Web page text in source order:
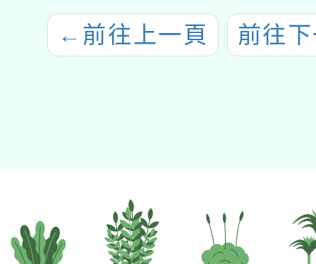
← 前往上一頁 前往